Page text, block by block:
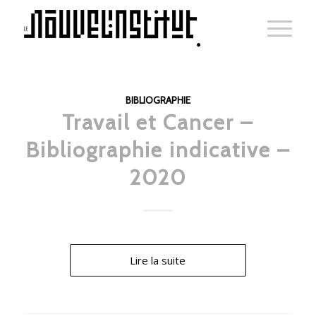
BIBLIOGRAPHIE
Travail et Cancer –
Bibliographie indicative –
2020
Lire la suite